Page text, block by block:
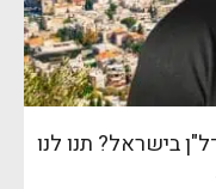
בישראל? תנו לנו